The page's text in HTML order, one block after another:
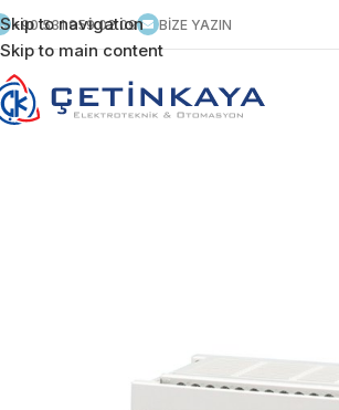
Skip to navigation
Skip to main content
+90 531 959 02 09 BİZE YAZIN